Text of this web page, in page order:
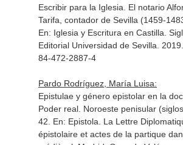
Escribir para la Iglesia. El notario
Tarifa, contador de Sevilla (1459-
En: Iglesia y Escritura en Castilla.
Editorial Universidad de Sevilla.
84-472-2887-4
Pardo Rodríguez, María Luisa:
Epistulae y género epistolar en la
Poder real. Noroeste penisular
42. En: Epistola. La Lettre
épistolaire et actes de la partique